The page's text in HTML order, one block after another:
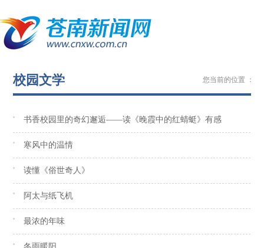
您当前的位置 ：
校园文学
书香校园里的奇幻邂逅——读《晚霞中的红蜻蜓》有感
寒风中的温情
读懂《俗世奇人》
阿太与纸飞机
最浓的年味